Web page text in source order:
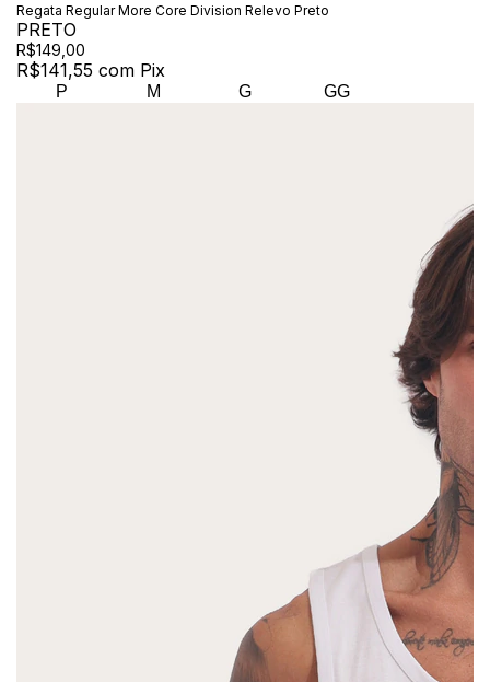
Regata Regular More Core Division Relevo Preto
PRETO
R$149,00
R$141,55 com Pix
P M G GG